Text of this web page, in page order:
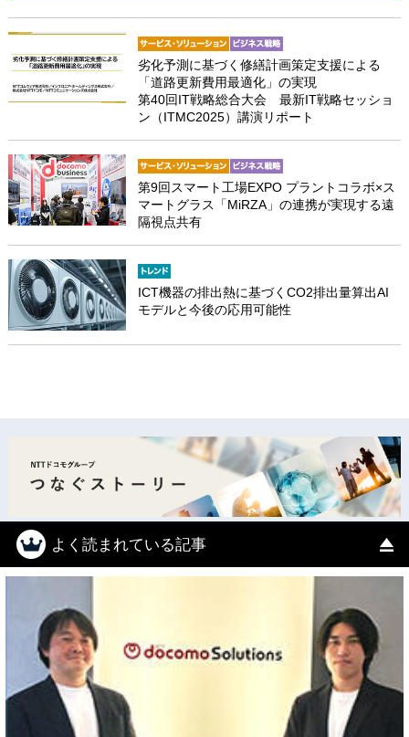
劣化予測に基づく修繕計画策定支援による
「道路更新費用最適化」の実現
第40回IT戦略総合大会 最新IT戦略セッショ
ン（ITMC2025）講演リポート
第9回スマート工場EXPO プラントコラボ×ス
マートグラス「MiRZA」の連携が実現する遠
隔視点共有
ICT機器の排出熱に基づくCO2排出量算出AI
モデルと今後の応用可能性
よく読まれている記事